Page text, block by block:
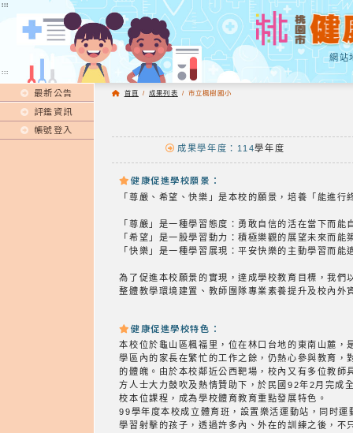
:::
網站
:::
最新公告
評鑑資訊
帳號登入
首頁 / 成果列表 / 市立楓樹國小
成果學年度：114學年度
健康促進學校願景：
「尊嚴、希望、快樂」是本校的願景，培養「能進
「尊嚴」是一種學習態度：勇敢自信的活在當下而能
「希望」是一股學習動力：積極樂觀的展望未來而能
「快樂」是一種學習展現：平安快樂的主動學習而能
為了促進本校願景的實現，達成學校教育目標，我
整體教學環境建置、教師團隊專業素養提升及校內外
健康促進學校特色：
本校位於龜山區楓福里，位在林口台地的東南山麓
學區內的家長在繁忙的工作之餘，仍熱心參與教育
的體魄。由於本校鄰近公西靶場，校內又有多位教
方人士大力鼓吹及熱情贊助下，於民國92年2月完成
校本位課程，成為學校體育教育重點發展特色。
99學年度本校成立體育班，設置樂活運動站，同时
學習射擊的孩子，透過許多內、外在的訓練之後，
:::